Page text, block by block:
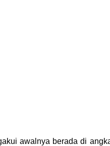
awalnya berada di